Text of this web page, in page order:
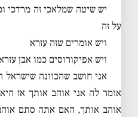
יש שיטה שמלאכי זה מרדכי
על זה
ויש אומרים שזה עזרא
ויש אפיקורוסים כמו אבן
אני חושב שהכוונה שישראל
אומר לה אני אוהב אותך אז
אוהב אותך, האם אתה סתם